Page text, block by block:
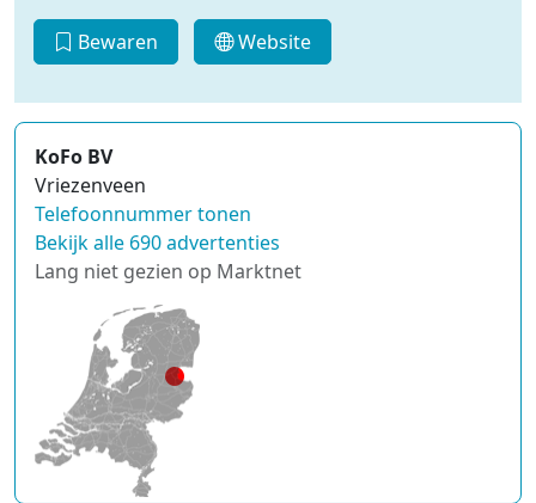
Bewaren Website
KoFo BV
Vriezenveen
Telefoonnummer tonen
Bekijk alle 690 advertenties
Lang niet gezien op Marktnet